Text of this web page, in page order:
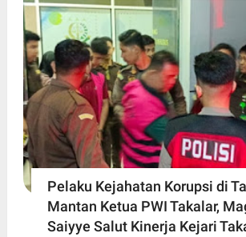
Pelaku Kejahatan Korupsi di
Mantan Ketua PWI Takalar,
Saiyye Salut Kinerja Kejari